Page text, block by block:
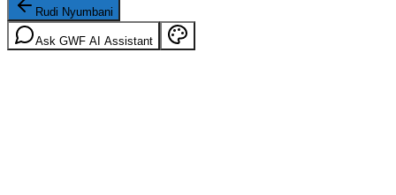
Rudi Nyumbani
Ask GWF AI Assistant